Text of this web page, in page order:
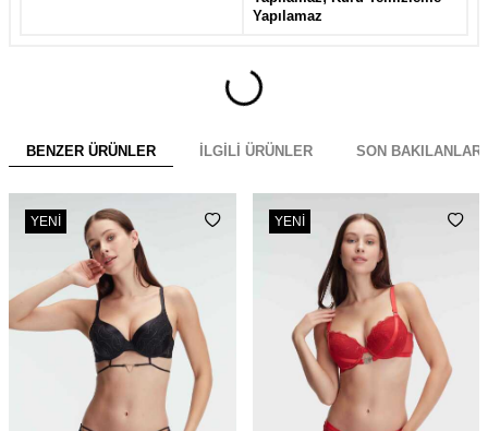
Yapılamaz
BENZER ÜRÜNLER İLGILI ÜRÜNLER SON BAKILANLAR
YENI YENI